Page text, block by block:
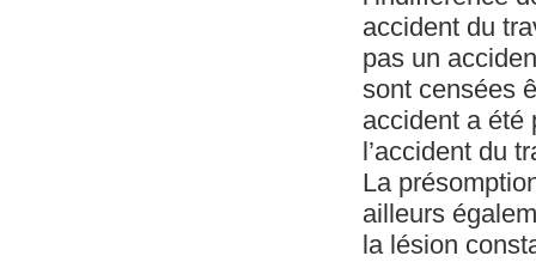
accident du
pas un
sont censées
accident a été
l’accident du
La
ailleurs
la lésion